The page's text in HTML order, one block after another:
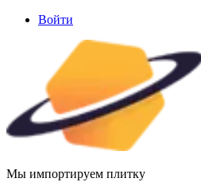
Войти
Мы импортируем плитку